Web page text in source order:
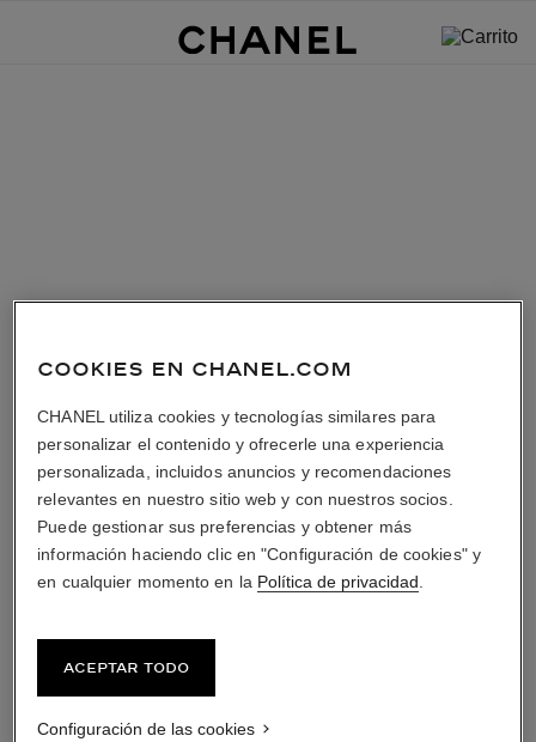
COOKIES EN CHANEL.COM
CHANEL utiliza cookies y tecnologías similares para
personalizar el contenido y ofrecerle una experiencia
personalizada, incluidos anuncios y recomendaciones
relevantes en nuestro sitio web y con nuestros socios.
Puede gestionar sus preferencias y obtener más
información haciendo clic en "Configuración de cookies" y
en cualquier momento en la Política de privacidad
Aceptar todo
Configuración de las cookies